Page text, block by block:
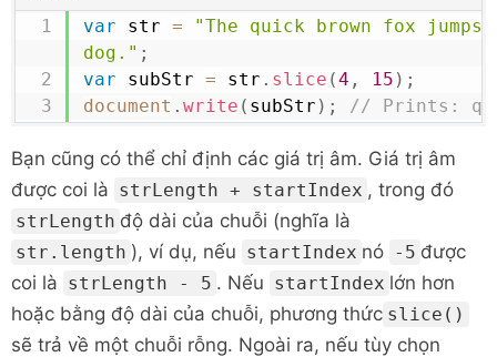
var str =
"The quick brown fox
dog." ;
var subStr = str . slice (4 , 15 ) ;
document . write ( subStr ) ; // Prints:
Bạn cũng có thể chỉ định các giá trị âm. Giá trị âm
được coi là strLength + startIndex , trong đó
strLength độ dài của chuỗi (nghĩa là
str.length ), ví dụ, nếu startIndex nó -5 được
coi là strLength - 5 . Nếu startIndex lớn hơn
hoặc bằng độ dài của chuỗi, phương thức slice()
sẽ trả về một chuỗi rỗng. Ngoài ra, nếu tùy chọn